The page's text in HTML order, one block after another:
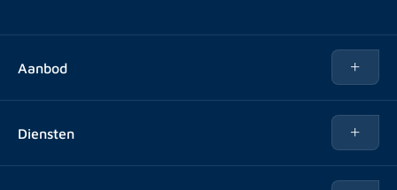
Aanbod
Diensten